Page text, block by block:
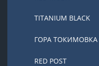
TITANIUM BLACK
ГОРА
RED POST